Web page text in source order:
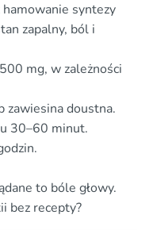
hamowanie syntezy
zapalny, ból i
mg, w zależności
zawiesina doustna.
30–60 minut.
to bóle głowy.
bez recepty?